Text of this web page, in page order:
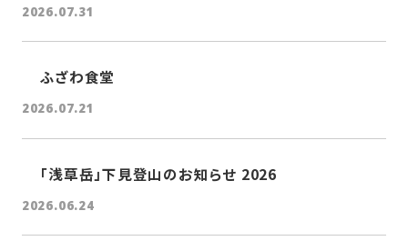
2026.07.31
ふざわ食堂
2026.07.21
「浅草岳」下見登山のお知らせ 2026
2026.06.24